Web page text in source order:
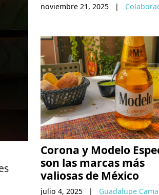
noviembre 21, 2025 |
Corona y Modelo
son las marcas más
valiosas de México
julio 4, 2025 | Guadalupe